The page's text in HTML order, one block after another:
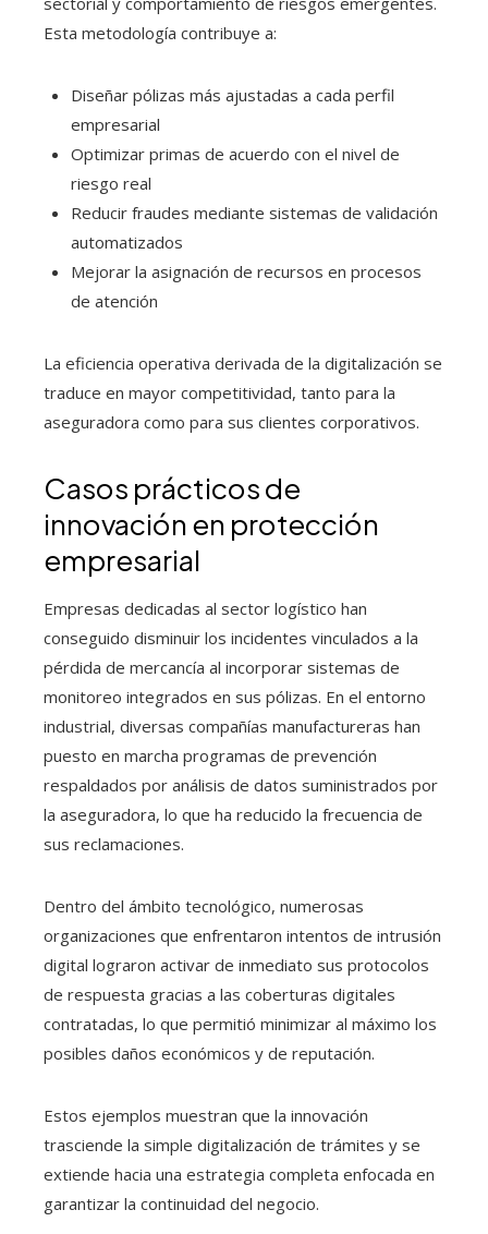
Esta metodología contribuye a:
Diseñar pólizas más ajustadas a cada perfil
empresarial
Optimizar primas de acuerdo con el nivel de
riesgo real
Reducir fraudes mediante sistemas de validación
automatizados
Mejorar la asignación de recursos en procesos
de atención
La eficiencia operativa derivada de la digitalización se
traduce en mayor competitividad, tanto para la
aseguradora como para sus clientes corporativos.
Casos prácticos de
innovación en protección
empresarial
Empresas dedicadas al sector logístico han
conseguido disminuir los incidentes vinculados a la
pérdida de mercancía al incorporar sistemas de
monitoreo integrados en sus pólizas. En el entorno
industrial, diversas compañías manufactureras han
puesto en marcha programas de prevención
respaldados por análisis de datos suministrados por
la aseguradora, lo que ha reducido la frecuencia de
sus reclamaciones.
Dentro del ámbito tecnológico, numerosas
organizaciones que enfrentaron intentos de intrusión
digital lograron activar de inmediato sus protocolos
de respuesta gracias a las coberturas digitales
contratadas, lo que permitió minimizar al máximo los
posibles daños económicos y de reputación.
Estos ejemplos muestran que la innovación
trasciende la simple digitalización de trámites y se
extiende hacia una estrategia completa enfocada en
garantizar la continuidad del negocio.